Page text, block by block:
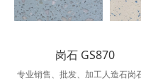
岗石 GS870
专业销售、批发、加工人造石岗